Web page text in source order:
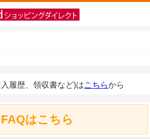
履歴、領収書など)はこちらから
FAQはこちら